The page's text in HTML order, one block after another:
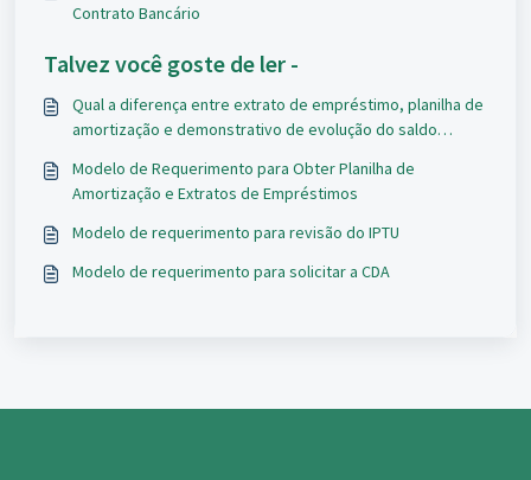
Contrato Bancário
Talvez você goste de ler -
Qual a diferença entre extrato de empréstimo, planilha de
amortização e demonstrativo de evolução do saldo
Modelo de Requerimento para Obter Planilha de
Amortização e Extratos de Empréstimos
Modelo de requerimento para revisão do IPTU
Modelo de requerimento para solicitar a CDA